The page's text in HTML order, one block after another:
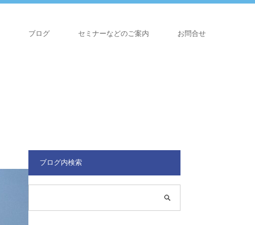
ブログ セミナーなどのご案内 お問合せ
ブログ内検索